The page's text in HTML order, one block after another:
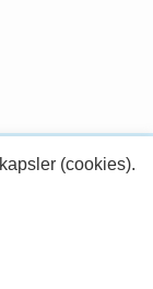
MEDIA
(cookies).